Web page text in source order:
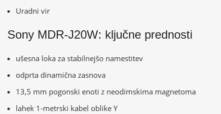
Uradni vir
Sony MDR-J20W: ključne prednosti
ušesna loka za stabilnejšo namestitev
odprta dinamična zasnova
13,5 mm pogonski enoti z neodimskima magnetoma
lahek 1-metrski kabel oblike Y